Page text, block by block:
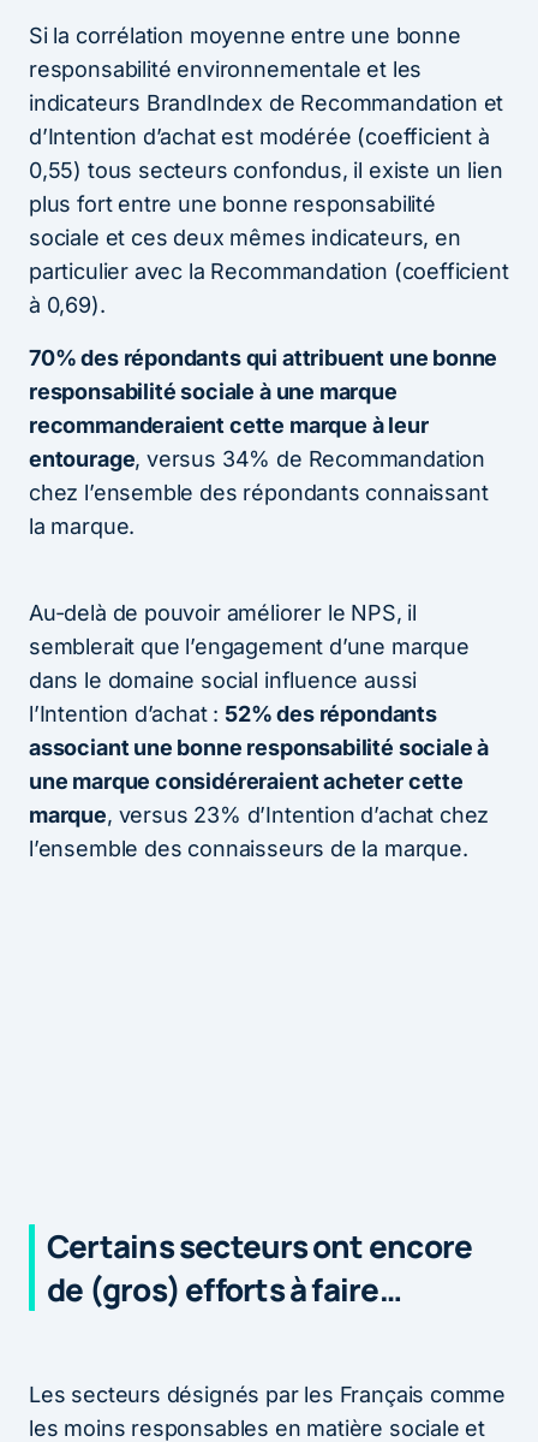
Si la corrélation moyenne entre une bonne
responsabilité environnementale et les
indicateurs BrandIndex de Recommandation et
d’Intention d’achat est modérée (coefficient à
0,55) tous secteurs confondus, il existe un lien
plus fort entre une bonne responsabilité
sociale et ces deux mêmes indicateurs, en
particulier avec la Recommandation (coefficient
à 0,69).
70% des répondants qui attribuent une bonne
responsabilité sociale à une marque
recommanderaient cette marque à leur
entourage, versus 34% de Recommandation
chez l’ensemble des répondants connaissant
la marque.
Au-delà de pouvoir améliorer le NPS, il
semblerait que l’engagement d’une marque
dans le domaine social influence aussi
l’Intention d’achat : 52% des répondants
associant une bonne responsabilité sociale à
une marque considéreraient acheter cette
marque, versus 23% d’Intention d’achat chez
l’ensemble des connaisseurs de la marque.
Certains secteurs ont encore
de (gros) efforts à faire…
Les secteurs désignés par les Français comme
les moins responsables en matière sociale et